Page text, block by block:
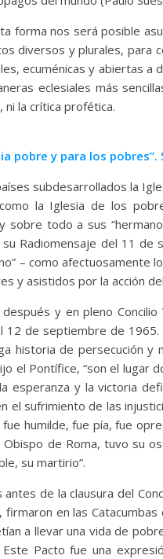
forma nos será posible
diversos y plurales, para
ecuménicas y abiertas a
eclesiales más
ni la crítica profética.
pobre y para los
subdesarrollados la
la Iglesia de los
sobre todo a sus
su Radiomensaje del 11
– como afectuosamente
y asistidos por la acción
y en pleno
12 de septiembre de 1965.
historia de persecución y
el Pontífice, “son el lugar
esperanza y la victoria
el sufrimiento de las
humilde, fue pía, fue
Obispo de Roma, tuvo su
su martirio”.
antes de la clausura del
en las Catacumbas
a llevar una vida de
Este Pacto fue una